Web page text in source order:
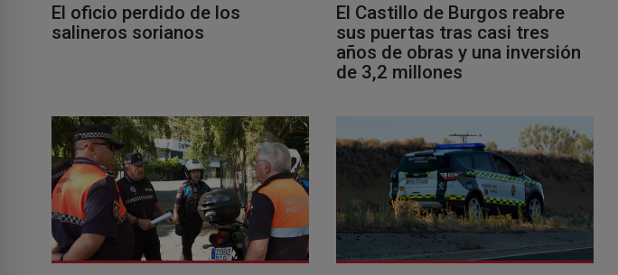
El oficio perdido de los
salineros sorianos
El Castillo de Burgos reabre
sus puertas tras casi tres
años de obras y una inversión
de 3,2 millones